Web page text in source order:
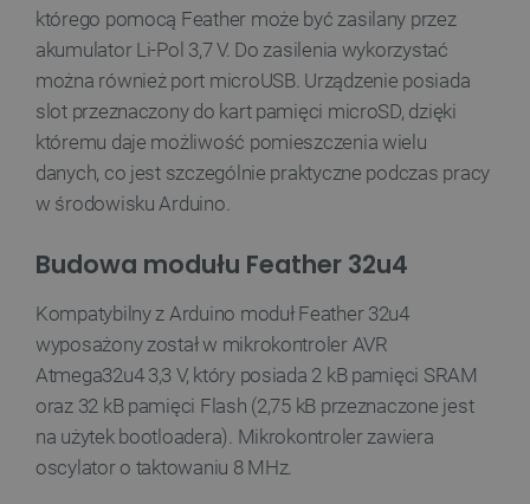
którego pomocą Feather może być zasilany przez
akumulator Li-Pol 3,7 V. Do zasilenia wykorzystać
można również port microUSB. Urządzenie posiada
slot przeznaczony do kart pamięci microSD, dzięki
któremu daje możliwość pomieszczenia wielu
danych, co jest szczególnie praktyczne podczas pracy
w środowisku Arduino.
Budowa modułu Feather 32u4
Kompatybilny z Arduino moduł Feather 32u4
wyposażony został w mikrokontroler AVR
Atmega32u4 3,3 V, który posiada 2 kB pamięci SRAM
oraz 32 kB pamięci Flash (2,75 kB przeznaczone jest
na użytek bootloadera). Mikrokontroler zawiera
oscylator o taktowaniu 8 MHz.
_lb .botland.com.pl
VISITOR_PRIVACY_METADATA
Polityce prywatności Google